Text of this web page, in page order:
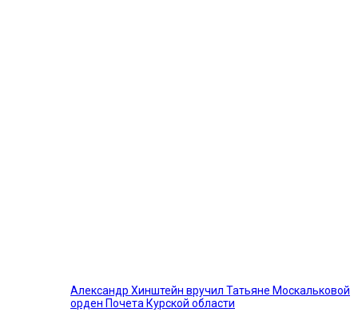
Александр Хинштейн вручил Татьяне Москальковой
орден Почета Курской области